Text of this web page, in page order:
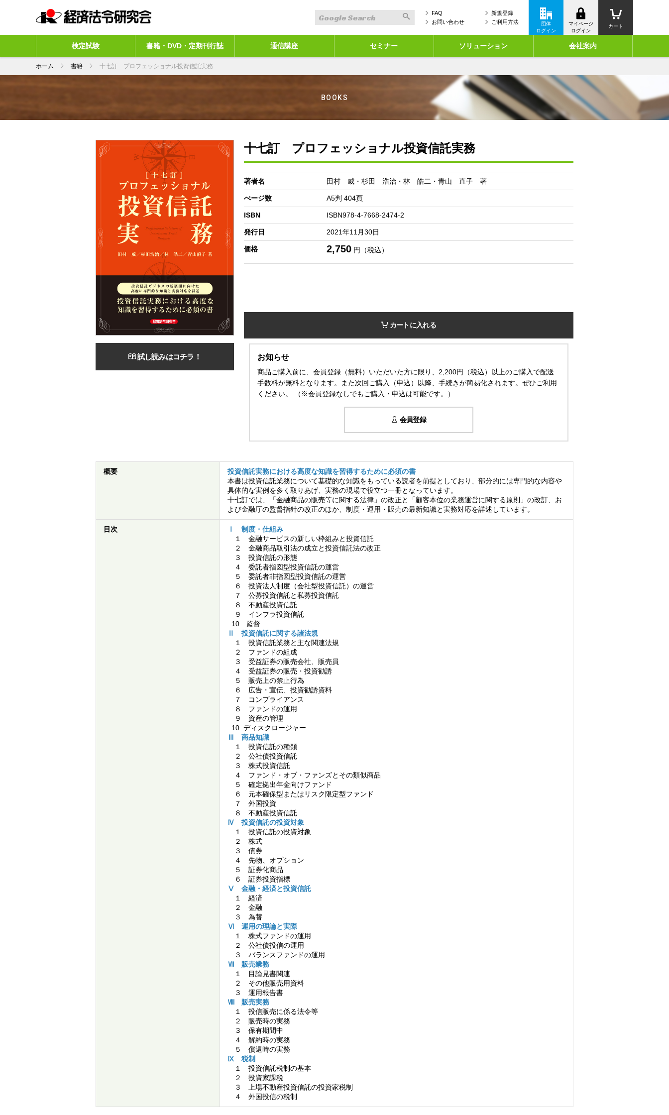
検定試験 書籍・DVD・定期刊行誌 通信講座 セミナー ソリューション 会社案内
カート
マイページ
ログイン
団体
ログイン
新規登録
ご利用方法
FAQ
お問い合わせ
ホーム 書籍 十七訂 プロフェッショナル投資信託実務
BOOKS
試し読みはコチラ！
十七訂 プロフェッショナル投資信託実務
著者名 田村 威・杉田 浩治・林 皓二・青山 直子 著
ぺージ数 A5判 404頁
ISBN ISBN978-4-7668-2474-2
発行日 2021年11月30日
価格 2,750円（税込）
カートに入れる
お知らせ
商品ご購入前に、会員登録（無料）いただいた方に限り、2,200円（税込）以上のご購入で配送
手数料が無料となります。また次回ご購入（申込）以降、手続きが簡易化されます。ぜひご利用
ください。 （※会員登録なしでもご購入・申込は可能です。）
会員登録
概要
投資信託実務における高度な知識を習得するために必須の書
本書は投資信託業務について基礎的な知識をもっている読者を前提としており、部分的には専門的な内容や
具体的な実例を多く取りあげ、実務の現場で役立つ一冊となっています。
十七訂では、「金融商品の販売等に関する法律」の改正と「顧客本位の業務運営に関する原則」の改訂、お
よび金融庁の監督指針の改正のほか、制度・運用・販売の最新知識と実務対応を詳述しています。
目次
Ⅰ 制度・仕組み
１ 金融サービスの新しい枠組みと投資信託
２ 金融商品取引法の成立と投資信託法の改正
３ 投資信託の形態
４ 委託者指図型投資信託の運営
５ 委託者非指図型投資信託の運営
６ 投資法人制度（会社型投資信託）の運営
７ 公募投資信託と私募投資信託
８ 不動産投資信託
９ インフラ投資信託
10 監督
Ⅱ 投資信託に関する諸法規
１ 投資信託業務と主な関連法規
２ ファンドの組成
３ 受益証券の販売会社、販売員
４ 受益証券の販売・投資勧誘
５ 販売上の禁止行為
６ 広告・宣伝、投資勧誘資料
７ コンプライアンス
８ ファンドの運用
９ 資産の管理
10 ディスクロージャー
Ⅲ 商品知識
１ 投資信託の種類
２ 公社債投資信託
３ 株式投資信託
４ ファンド・オブ・ファンズとその類似商品
５ 確定拠出年金向けファンド
６ 元本確保型またはリスク限定型ファンド
７ 外国投資
８ 不動産投資信託
Ⅳ 投資信託の投資対象
１ 投資信託の投資対象
２ 株式
３ 債券
４ 先物、オプション
５ 証券化商品
６ 証券投資指標
Ⅴ 金融・経済と投資信託
１ 経済
２ 金融
３ 為替
Ⅵ 運用の理論と実際
１ 株式ファンドの運用
２ 公社債投信の運用
３ バランスファンドの運用
Ⅶ 販売業務
１ 目論見書関連
２ その他販売用資料
３ 運用報告書
Ⅷ 販売実務
１ 投信販売に係る法令等
２ 販売時の実務
３ 保有期間中
４ 解約時の実務
５ 償還時の実務
Ⅸ 税制
１ 投資信託税制の基本
２ 投資家課税
３ 上場不動産投資信託の投資家税制
４ 外国投信の税制